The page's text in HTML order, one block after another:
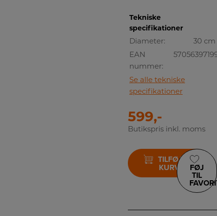
Tekniske
specifikationer
Diameter:
30 cm
EAN
nummer:
Se alle tekniske
specifikationer
599,-
Butikspris inkl. moms
TILFØJ TIL
KURV
FØJ
TIL